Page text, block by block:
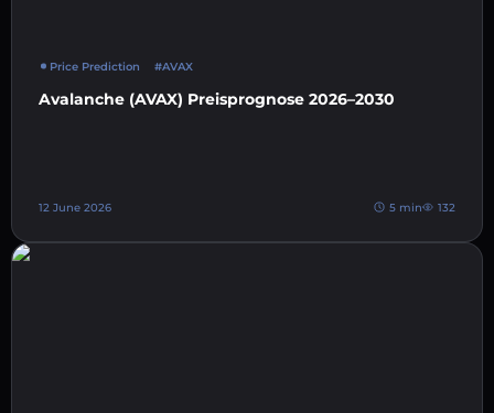
Price Prediction #AVAX
Avalanche (AVAX) Preisprognose 2026–2030
12 June 2026 5 min 132